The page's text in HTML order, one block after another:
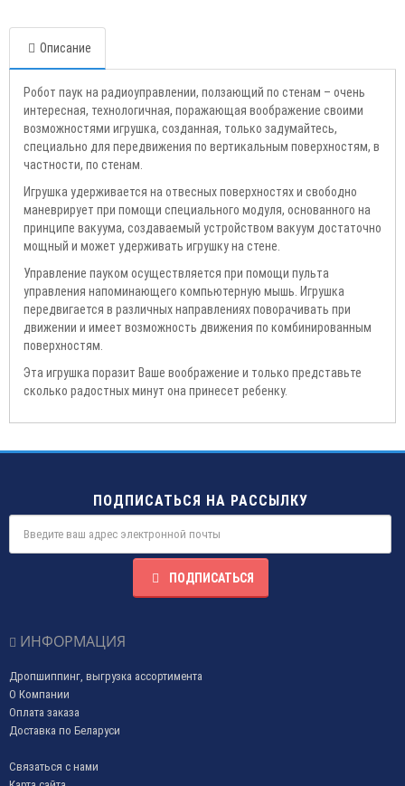
Описание
Робот паук на радиоуправлении, ползающий по стенам – очень
интересная, технологичная, поражающая воображение своими
возможностями игрушка, созданная, только задумайтесь,
специально для передвижения по вертикальным поверхностям, в
частности, по стенам.
Игрушка удерживается на отвесных поверхностях и свободно
маневрирует при помощи специального модуля, основанного на
принципе вакуума, создаваемый устройством вакуум достаточно
мощный и может удерживать игрушку на стене.
Управление пауком осуществляется при помощи пульта
управления напоминающего компьютерную мышь. Игрушка
передвигается в различных направлениях поворачивать при
движении и имеет возможность движения по комбинированным
поверхностям.
Эта игрушка поразит Ваше воображение и только представьте
сколько радостных минут она принесет ребенку.
ПОДПИСАТЬСЯ НА РАССЫЛКУ
ПОДПИСАТЬСЯ
ИНФОРМАЦИЯ
Дропшиппинг, выгрузка ассортимента
О Компании
Оплата заказа
Доставка по Беларуси
Связаться с нами